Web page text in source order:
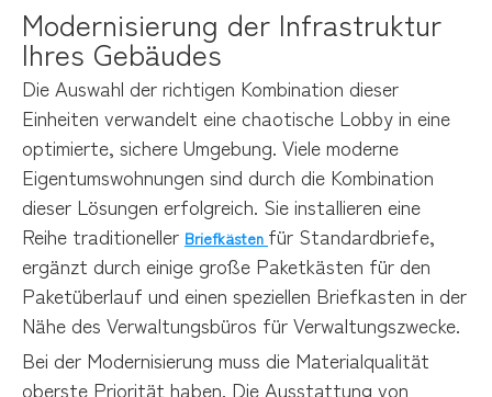
Modernisierung der Infrastruktur
Ihres Gebäudes
Die Auswahl der richtigen Kombination dieser
Einheiten verwandelt eine chaotische Lobby in eine
optimierte, sichere Umgebung. Viele moderne
Eigentumswohnungen sind durch die Kombination
dieser Lösungen erfolgreich. Sie installieren eine
Reihe traditioneller Briefkästen für Standardbriefe,
ergänzt durch einige große Paketkästen für den
Paketüberlauf und einen speziellen Briefkasten in der
Nähe des Verwaltungsbüros für Verwaltungszwecke.
Bei der Modernisierung muss die Materialqualität
oberste Priorität haben. Die Ausstattung von